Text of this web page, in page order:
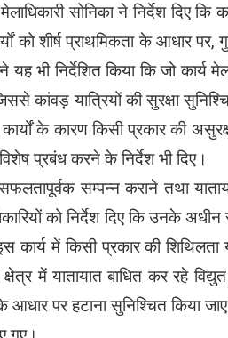
सोनिका ने निर्देश दिए
को शीर्ष प्राथमिकता के आधार पर,
यह भी निर्देशित किया कि जो
कांवड़ यात्रियों की सुरक्षा
के कारण किसी प्रकार की
प्रबंध करने के निर्देश भी दिए।
सफलतापूर्वक सम्पन्न कराने तथा
को निर्देश दिए कि उनके
में किसी प्रकार की शिथिलता
क्षेत्र में यातायात बाधित कर रहे
आधार पर हटाना सुनिश्चित किया